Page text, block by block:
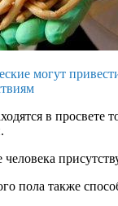
могут
в
пола также